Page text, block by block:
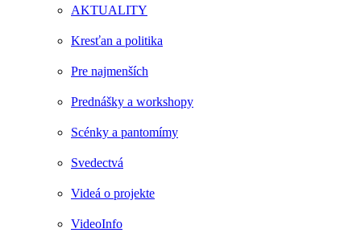
AKTUALITY
Kresťan a politika
Pre najmenších
Prednášky a workshopy
Scénky a pantomímy
Svedectvá
Videá o projekte
VideoInfo